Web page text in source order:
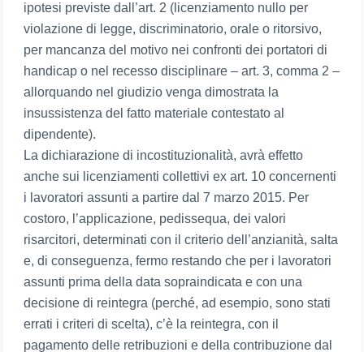
ipotesi previste dall’art. 2 (licenziamento nullo per
violazione di legge, discriminatorio, orale o ritorsivo,
per mancanza del motivo nei confronti dei portatori di
handicap o nel recesso disciplinare – art. 3, comma 2 –
allorquando nel giudizio venga dimostrata la
insussistenza del fatto materiale contestato al
dipendente).
La dichiarazione di incostituzionalità, avrà effetto
anche sui licenziamenti collettivi ex art. 10 concernenti
i lavoratori assunti a partire dal 7 marzo 2015. Per
costoro, l’applicazione, pedissequa, dei valori
risarcitori, determinati con il criterio dell’anzianità, salta
e, di conseguenza, fermo restando che per i lavoratori
assunti prima della data sopraindicata e con una
decisione di reintegra (perché, ad esempio, sono stati
errati i criteri di scelta), c’è la reintegra, con il
pagamento delle retribuzioni e della contribuzione dal